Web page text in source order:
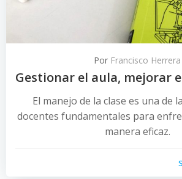
Por Francisco Herrera
Gestionar el aula, mejorar
El manejo de la clase es una de
docentes fundamentales para
manera eficaz.